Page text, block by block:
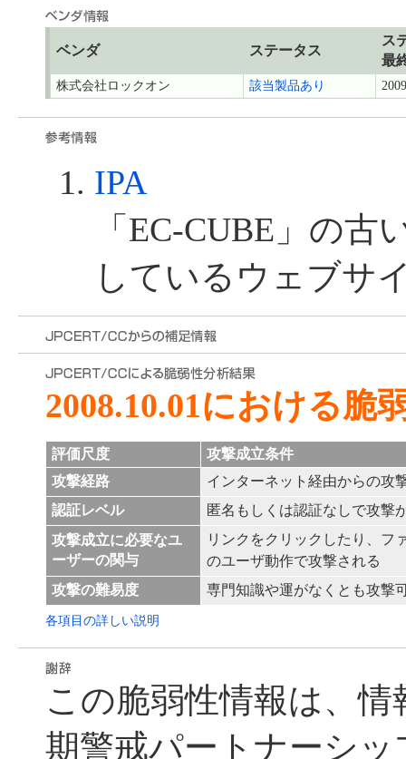
ベンダ ステータス
ス
最
株式会社ロックオン 該当製品あり
IPA
「EC-CUBE」の
しているウェブサ
2008.10.01における脆
評価尺度
攻撃成立条件
攻撃経路
インターネット経由からの攻
認証レベル
匿名もしくは認証なしで攻撃
攻撃成立に必要なユ
ーザーの関与
リンクをクリックしたり、フ
のユーザ動作で攻撃される
攻撃の難易度
専門知識や運がなくとも攻撃
各項目の詳しい説明
この脆弱性情報は、
期警戒パートナーシ